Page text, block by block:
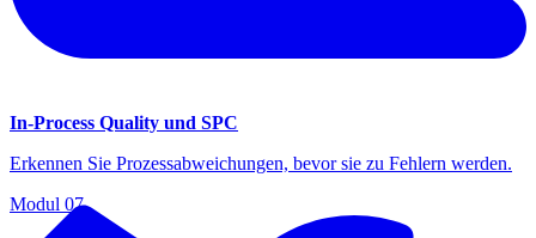
In-Process Quality und SPC
Erkennen Sie Prozessabweichungen, bevor sie zu Fehlern werden.
Modul 07